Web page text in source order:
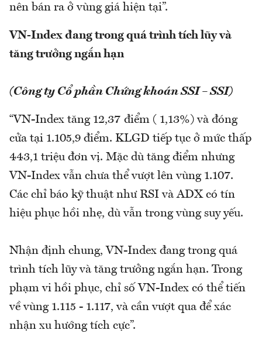
nên bán ra ở vùng giá hiện tại”.
VN-Index đang trong quá trình tích lũy và
tăng trưởng ngắn hạn
(Công ty Cổ phần Chứng khoán SSI – SSI)
“VN-Index tăng 12,37 điểm ( 1,13%) và đóng
cửa tại 1.105,9 điểm. KLGD tiếp tục ở mức thấp
443,1 triệu đơn vị. Mặc dù tăng điểm nhưng
VN-Index vẫn chưa thể vượt lên vùng 1.107.
Các chỉ báo kỹ thuật như RSI và ADX có tín
hiệu phục hồi nhẹ, dù vẫn trong vùng suy yếu.
Nhận định chung, VN-Index đang trong quá
trình tích lũy và tăng trưởng ngắn hạn. Trong
phạm vi hồi phục, chỉ số VN-Index có thể tiến
về vùng 1.115 - 1.117, và cần vượt qua để xác
nhận xu hướng tích cực”.